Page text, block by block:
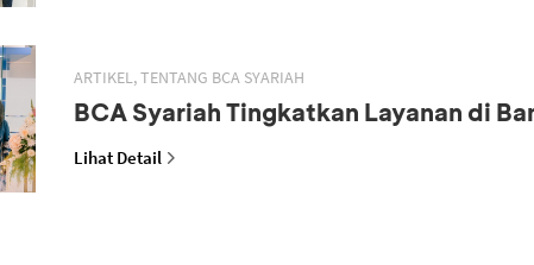
ARTIKEL, TENTANG BCA SYARIAH
BCA Syariah Tingkatkan Layanan di
Lihat Detail